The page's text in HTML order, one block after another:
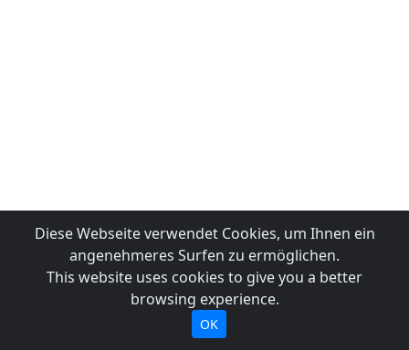
Diese Webseite verwendet Cookies, um Ihnen ein
angenehmeres Surfen zu ermöglichen.
This website uses cookies to give you a better
browsing experience.
OK